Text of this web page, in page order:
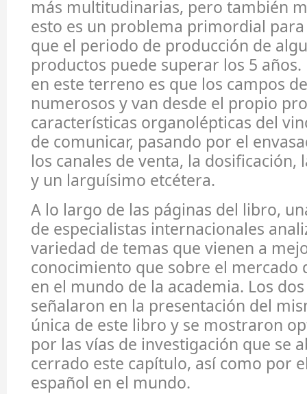
más multitudinarias, pero también
esto es un problema primordial
que el periodo de producción de
productos puede superar los 5
en este terreno es que los campos
numerosos y van desde el propio
características organolépticas del
de comunicar, pasando por el
los canales de venta, la dosificación,
y un larguísimo etcétera.
A lo largo de las páginas del libro,
de especialistas internacionales
variedad de temas que vienen a
conocimiento que sobre el mercado
en el mundo de la academia. Los
señalaron en la presentación del
única de este libro y se mostraron
por las vías de investigación que se
cerrado este capítulo, así como por
español en el mundo.